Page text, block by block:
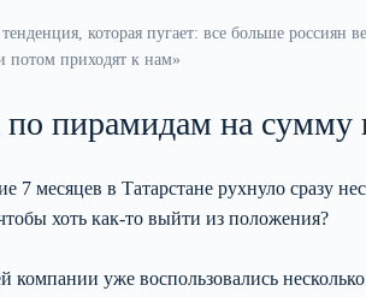
которая пугает: все больше
потом приходят к нам»
по пирамидам на сумму
7 месяцев в Татарстане рухнуло сразу
хоть как-то выйти из положения?
уже воспользовались